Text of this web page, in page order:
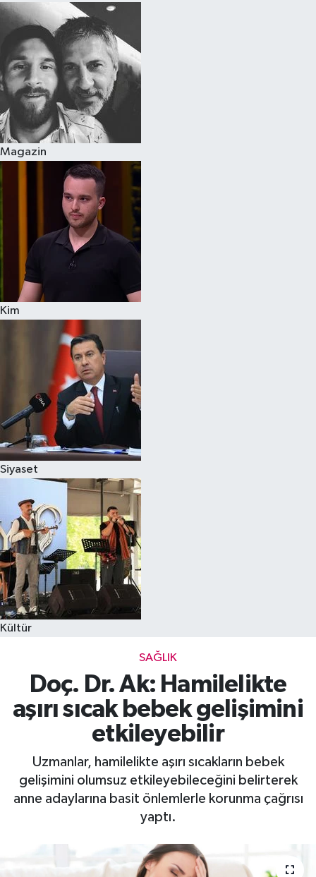
Magazin
Kim
Siyaset
Kültür
SAĞLIK
Doç. Dr. Ak: Hamilelikte
aşırı sıcak bebek gelişimini
etkileyebilir
Uzmanlar, hamilelikte aşırı sıcakların bebek
gelişimini olumsuz etkileyebileceğini belirterek
anne adaylarına basit önlemlerle korunma çağrısı
yaptı.